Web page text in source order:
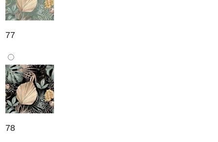
77
78